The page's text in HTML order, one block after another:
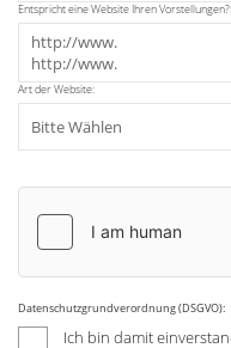
Entspricht eine Website Ihren Vorstellungen?:
Art der Website:
Datenschutzgrundverordnung (DSGVO):
Ich bin damit